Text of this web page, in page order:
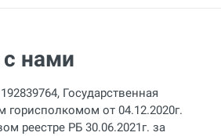
нами
Государственная
горисполкомом от 04.12.2020г.
реестре РБ 30.06.2021г. за